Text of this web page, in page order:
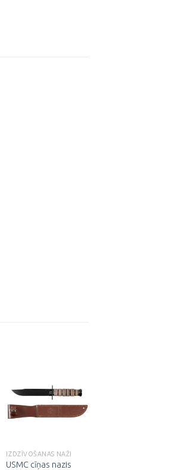
Pievienot
IZDZĪVOŠANAS NAŽI
USMC cīņas nazis